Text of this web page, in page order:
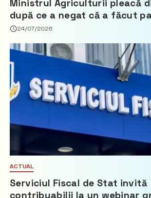
Ministrul Agriculturii pleacă
după ce a negat că a făcut
Partidul Democrat
24/07/2026
ACTUAL
Serviciul Fiscal de Stat invită
contribuabilii la un webinar